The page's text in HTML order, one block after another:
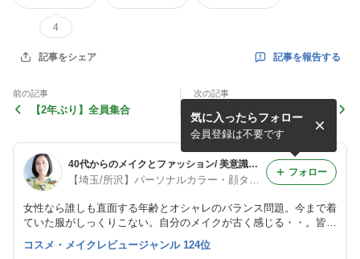
4
記事をシェア 記事を報告する
前の記事
【2年ぶり】全員集合
次の記事
【イエベ秋】唇だけブルベ冬
40代からのメイクとファッション/ 美意識はあなたの財産【埼玉 所沢】
女性なら誰しも直面する年齢とオシャレのバランス問題。今まで着
ていた服がしっくりこない。自分のメイクが古く感じる・・。皆さ
んの言葉にならない違和感が解消されますように。大人世代を応援
するブログです！
気に入ったらフォロー
会員登録は不要です
フォロー
コスメ・メイクレビュージャンル 124位